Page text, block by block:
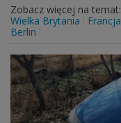
Zobacz więcej na temat:
Wielka Brytania
Francja
Berlin